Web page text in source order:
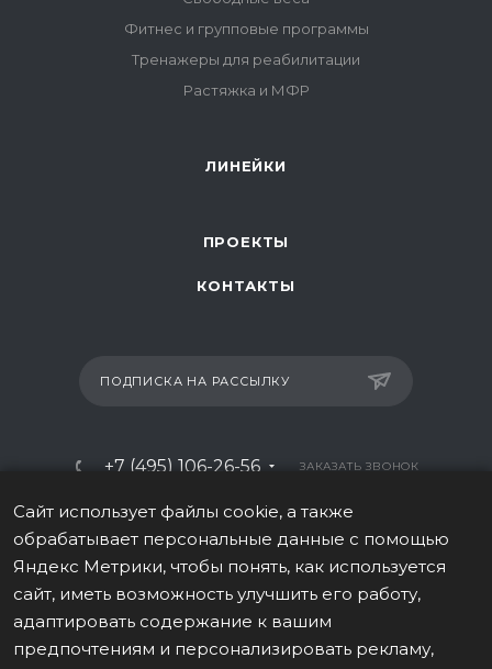
Фитнес и групповые программы
Тренажеры для реабилитации
Растяжка и МФР
ЛИНЕЙКИ
ПРОЕКТЫ
КОНТАКТЫ
ПОДПИСКА НА РАССЫЛКУ
+7 (495) 106-26-56 ЗАКАЗАТЬ ЗВОНОК
info@italy-sport.ru
Москва, ул. Мосфильмовская 42с1
Сайт использует файлы cookie, а также
обрабатывает персональные данные с помощью
Яндекс Метрики, чтобы понять, как используется
сайт, иметь возможность улучшить его работу,
адаптировать содержание к вашим
предпочтениям и персонализировать рекламу,